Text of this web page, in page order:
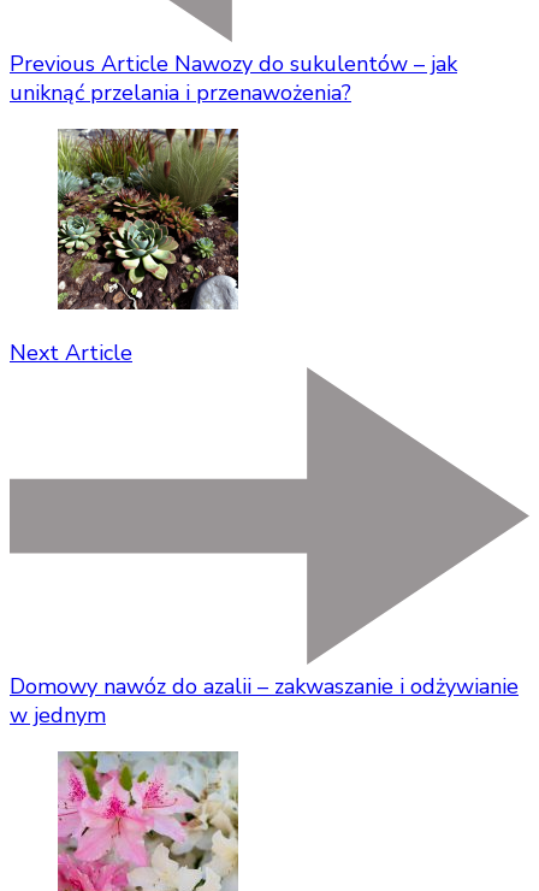
Previous Article Nawozy do sukulentów – jak
uniknąć przelania i przenawożenia?
Next Article
Domowy nawóz do azalii – zakwaszanie i odżywianie
w jednym